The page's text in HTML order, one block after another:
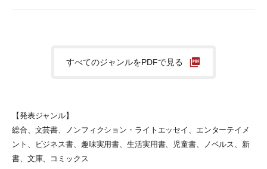
すべてのジャンルをPDFで見る
【発表ジャンル】
総合、文芸書、ノンフィクション・ライトエッセイ、エンターテイメ
ント、ビジネス書、趣味実用書、生活実用書、児童書、ノベルス、新
書、文庫、コミックス